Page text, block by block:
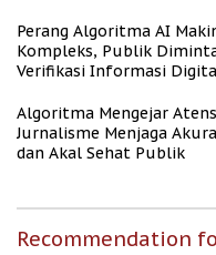
Perang Algoritma AI
Kompleks, Publik
Verifikasi Informasi
Algoritma Mengejar
Jurnalisme Menjaga
dan Akal Sehat Publik
Recommendation